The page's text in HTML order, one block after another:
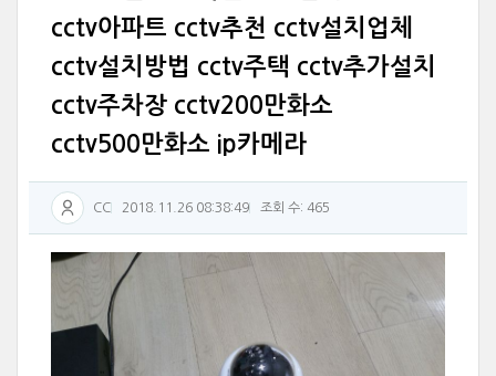
cctv아파트 cctv추천 cctv설치업체
cctv설치방법 cctv주택 cctv추가설치
cctv주차장 cctv200만화소
cctv500만화소 ip카메라
CC 2018.11.26 08:38:49 조회 수: 465